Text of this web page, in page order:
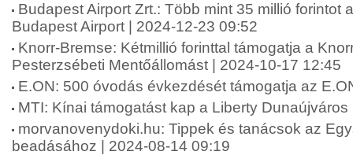
Budapest Airport Zrt.: Több mint 35 millió forintot
Budapest Airport | 2024-12-23 09:52
Knorr-Bremse: Kétmillió forinttal támogatja a
Pesterzsébeti Mentőállomást | 2024-10-17 12:45
E.ON: 500 óvodás évkezdését támogatja az
MTI: Kínai támogatást kap a Liberty
morvanovenydoki.hu: Tippek és tanácsok az
beadásához | 2024-08-14 09:19